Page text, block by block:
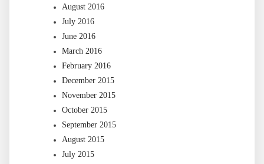
August 2016
July 2016
June 2016
March 2016
February 2016
December 2015
November 2015
October 2015
September 2015
August 2015
July 2015